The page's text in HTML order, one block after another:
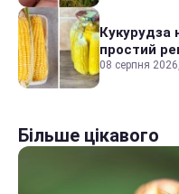
Кукурудза
простий
08 серпня
Більше цікавого